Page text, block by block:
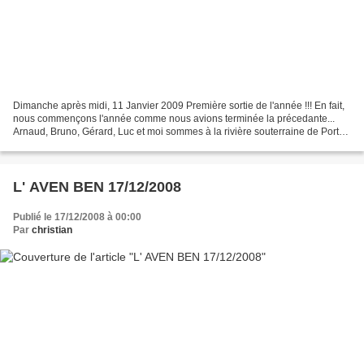
Dimanche après midi, 11 Janvier 2009 Première sortie de l'année !!! En fait,
nous commençons l'année comme nous avions terminée la précedante...
Arnaud, Bruno, Gérard, Luc et moi sommes à la rivière souterraine de Port
L' AVEN BEN 17/12/2008
Publié le 17/12/2008 à 00:00
Par christian